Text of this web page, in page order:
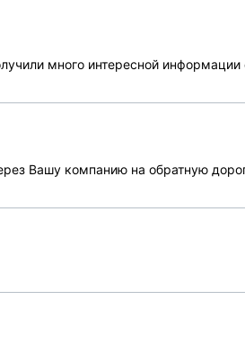
много интересной информации
Вашу компанию на обратную